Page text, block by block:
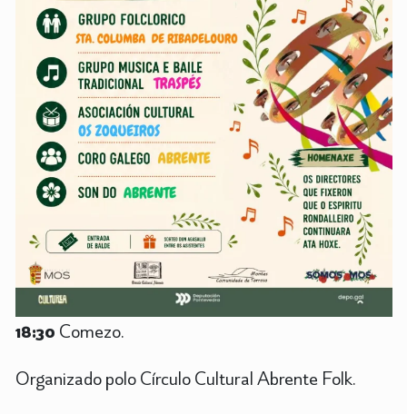
18:30 Comezo.
Organizado polo Círculo Cultural Abrente Folk.